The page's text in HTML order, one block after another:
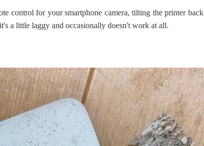
control for your smartphone camera, tilting the printer back
a little laggy and occasionally doesn't work at all.